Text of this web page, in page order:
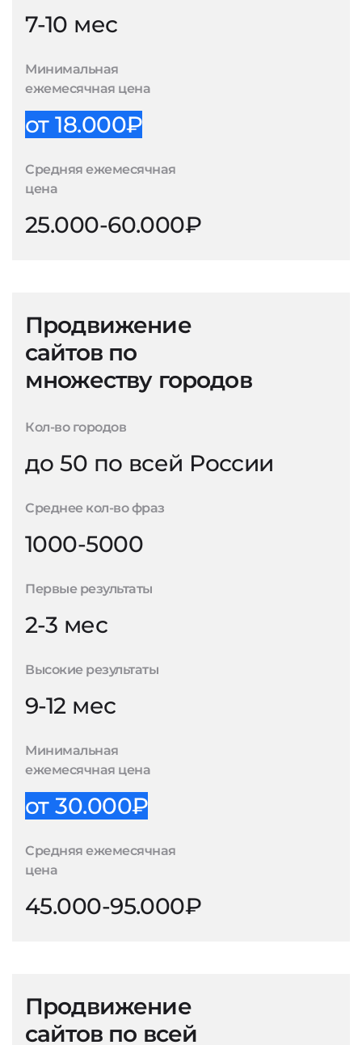
7-10 мес
Минимальная
ежемесячная цена
от 18.000₽
Средняя ежемесячная
цена
25.000-60.000₽
Продвижение
сайтов по
множеству городов
Кол-во городов
до 50 по всей России
Среднее кол-во фраз
1000-5000
Первые результаты
2-3 мес
Высокие результаты
9-12 мес
Минимальная
ежемесячная цена
от 30.000₽
Средняя ежемесячная
цена
45.000-95.000₽
Продвижение
сайтов по всей